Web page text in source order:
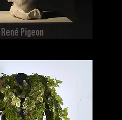
René Pigeon